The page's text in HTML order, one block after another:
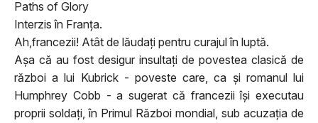
Paths of Glory
Interzis în Franţa.
Ah,francezii! Atât de lăudaţi pentru curajul în luptă.
Aşa că au fost desigur insultaţi de povestea clasică de
război a lui Kubrick - poveste care, ca şi romanul lui
Humphrey Cobb - a sugerat că francezii îşi executau
proprii soldaţi, în Primul Război mondial, sub acuzaţia de